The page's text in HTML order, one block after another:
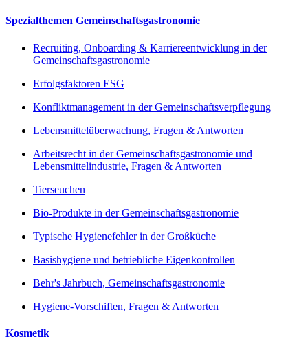
Spezialthemen Gemeinschaftsgastronomie
Recruiting, Onboarding & Karriereentwicklung in der
Gemeinschaftsgastronomie
Erfolgsfaktoren ESG
Konfliktmanagement in der Gemeinschaftsverpflegung
Lebensmittelüberwachung, Fragen & Antworten
Arbeitsrecht in der Gemeinschaftsgastronomie und
Lebensmittelindustrie, Fragen & Antworten
Tierseuchen
Bio-Produkte in der Gemeinschaftsgastronomie
Typische Hygienefehler in der Großküche
Basishygiene und betriebliche Eigenkontrollen
Behr's Jahrbuch, Gemeinschaftsgastronomie
Hygiene-Vorschiften, Fragen & Antworten
Kosmetik